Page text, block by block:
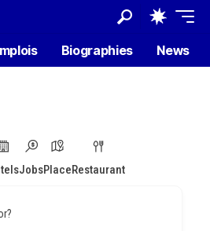
Biographies News
JobsPlaceRestaurant